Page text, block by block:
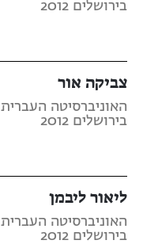
בירושלים 2012
צביקה אור
האוניברסיטה העברית
בירושלים 2012
ליאור ליבמן
האוניברסיטה העברית
בירושלים 2012